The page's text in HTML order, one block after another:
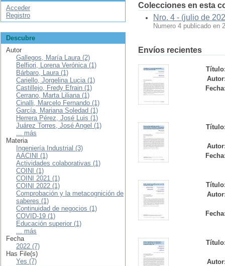
Colecciones en esta
Nro. 4 - (julio de
Numero 4 publicado en
Envíos recientes
Acceder
Registro
Descubre
Autor
Gallegos, María Laura (2)
Belfiori, Lorena Verónica (1)
Bárbaro, Laura (1)
Cariello, Jorgelina Lucia (1)
Castillejo, Fredy Efrain (1)
Cerrano, Marta Liliana (1)
Cinalli, Marcelo Fernando (1)
García, Mariana Soledad (1)
Herrera Pérez, José Luis (1)
Juárez Torres, José Angel (1)
... más
Materia
Ingeniería Industrial (3)
AACINI (1)
Actividades colaborativas (1)
COINI (1)
COINI 2021 (1)
COINI 2022 (1)
Comprobación y la metacognición de
saberes (1)
Continuidad de negocios (1)
COVID-19 (1)
Educación superior (1)
... más
Fecha
2022 (7)
Has File(s)
Yes (7)